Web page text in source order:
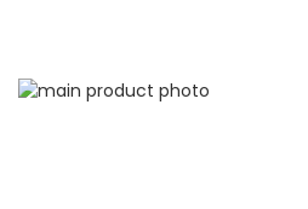
Hoppa